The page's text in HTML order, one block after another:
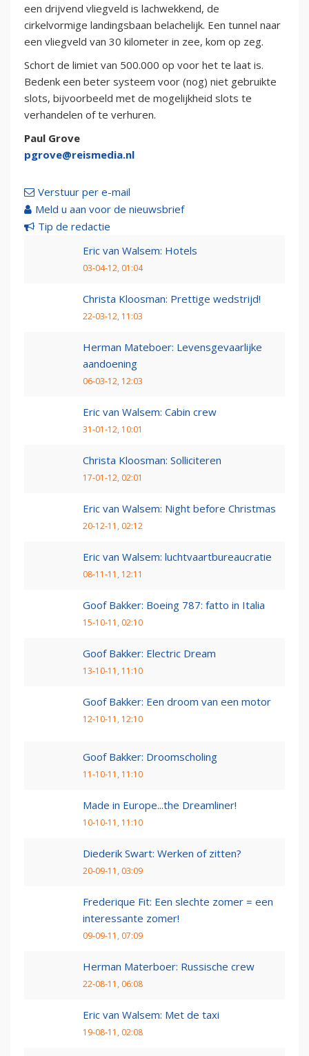
een drijvend vliegveld is lachwekkend, de
cirkelvormige landingsbaan belachelijk. Een tunnel naar
een vliegveld van 30 kilometer in zee, kom op zeg.
Schort de limiet van 500.000 op voor het te laat is.
Bedenk een beter systeem voor (nog) niet gebruikte
slots, bijvoorbeeld met de mogelijkheid slots te
verhandelen of te verhuren.
Paul Grove
pgrove@reismedia.nl
Verstuur per e-mail
Meld u aan voor de nieuwsbrief
Tip de redactie
Eric van Walsem: Hotels
03-04-12, 01:04
Christa Kloosman: Prettige wedstrijd!
22-03-12, 11:03
Herman Mateboer: Levensgevaarlijke
aandoening
06-03-12, 12:03
Eric van Walsem: Cabin crew
31-01-12, 10:01
Christa Kloosman: Solliciteren
17-01-12, 02:01
Eric van Walsem: Night before Christmas
20-12-11, 02:12
Eric van Walsem: luchtvaartbureaucratie
08-11-11, 12:11
Goof Bakker: Boeing 787: fatto in Italia
15-10-11, 02:10
Goof Bakker: Electric Dream
13-10-11, 11:10
Goof Bakker: Een droom van een motor
12-10-11, 12:10
Goof Bakker: Droomscholing
11-10-11, 11:10
Made in Europe...the Dreamliner!
10-10-11, 11:10
Diederik Swart: Werken of zitten?
20-09-11, 03:09
Frederique Fit: Een slechte zomer = een
interessante zomer!
09-09-11, 07:09
Herman Materboer: Russische crew
22-08-11, 06:08
Eric van Walsem: Met de taxi
19-08-11, 02:08